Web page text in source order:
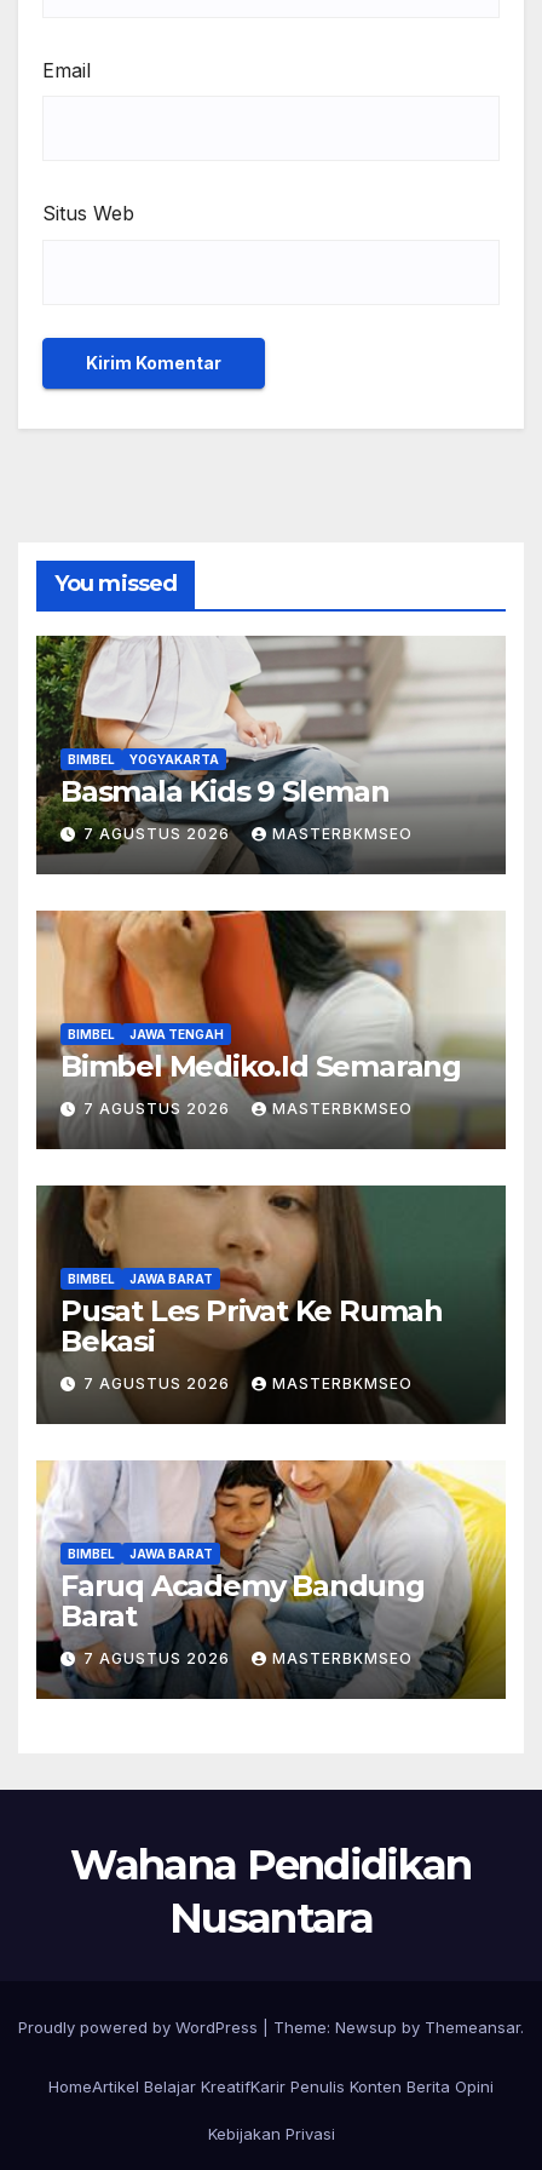
Email
Situs Web
You missed
BIMBEL YOGYAKARTA
Basmala Kids 9 Sleman
7 AGUSTUS 2026 MASTERBKMSEO
BIMBEL JAWA TENGAH
Bimbel Mediko.Id Semarang
7 AGUSTUS 2026 MASTERBKMSEO
BIMBEL JAWA BARAT
Pusat Les Privat Ke Rumah
Bekasi
7 AGUSTUS 2026 MASTERBKMSEO
BIMBEL JAWA BARAT
Faruq Academy Bandung
Barat
7 AGUSTUS 2026 MASTERBKMSEO
Wahana Pendidikan
Nusantara
Proudly powered by WordPress Theme: Newsup by Themeansar.
HomeArtikel Belajar KreatifKarir Penulis Konten Berita Opini
Kebijakan Privasi